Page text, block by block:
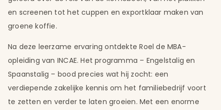
en screenen tot het cuppen en exportklaar maken van
groene koffie.
Na deze leerzame ervaring ontdekte Roel de MBA-
opleiding van INCAE. Het programma – Engelstalig en
Spaanstalig – bood precies wat hij zocht: een
verdiepende zakelijke kennis om het familiebedrijf voort
te zetten en verder te laten groeien. Met een enorme